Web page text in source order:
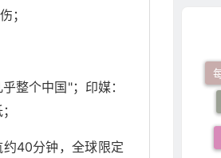
；
整个中国"；印媒：
40分钟，全球限定